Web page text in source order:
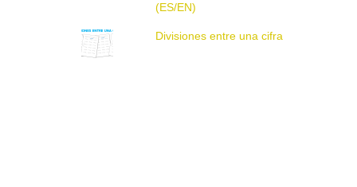
(ES/EN)
Divisiones entre una cifra